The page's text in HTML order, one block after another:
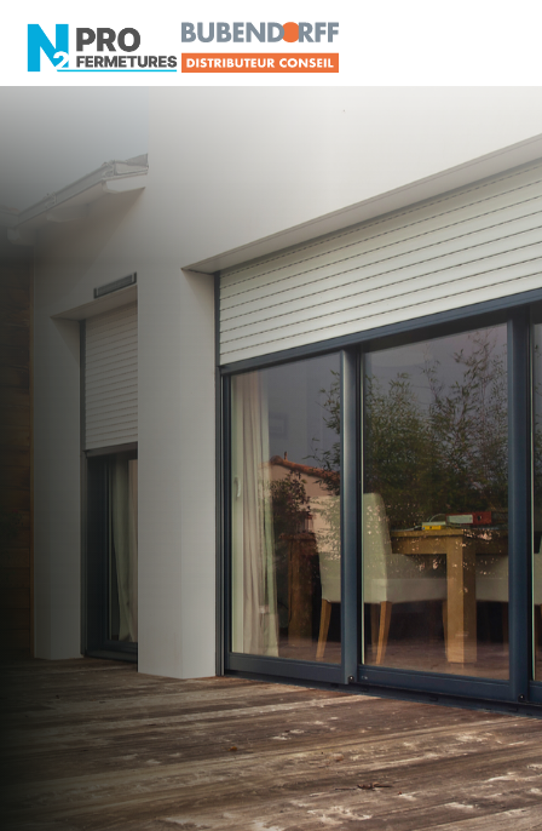
LOIRE-ATLANTIQUE -
Volet roulant
Bouguenais
Artisan, Menuisier, TPE ou PME proche de
Bouguenais ?
N2PRO Fermetures est votre référent Volet
roulant officiel pour vous apporter : Tarifs directs
usines sans minimum d'achat - Assistance
technique chantier et service réactif avec
07 83 35 69 17
MON DEVIS MOTEUR
Voir tous nos produits